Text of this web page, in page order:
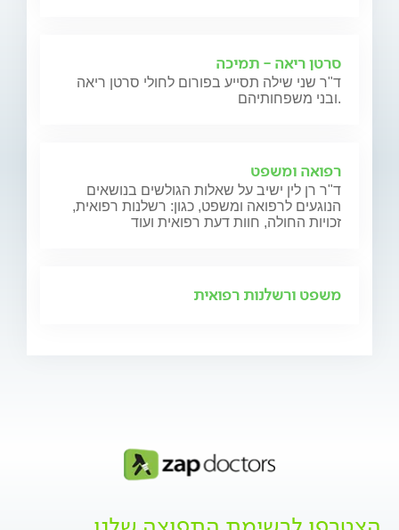
סרטן ריאה - תמיכה
ד"ר שני שילה תסייע בפורום לחולי סרטן ריאה
ובני משפחותיהם.
רפואה ומשפט
ד"ר רן לין ישיב על שאלות הגולשים בנושאים
הנוגעים לרפואה ומשפט, כגון: רשלנות רפואית,
זכויות החולה, חוות דעת רפואית ועוד
משפט ורשלנות רפואית